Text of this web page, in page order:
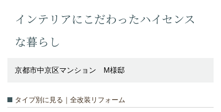
インテリアにこだわったハイセンス
な暮らし
京都市中京区マンション M様邸
タイプ別に見る｜全改装リフォーム